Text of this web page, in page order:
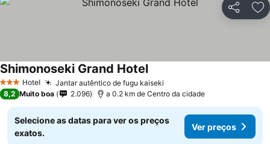
Partilhar
3 EstrelasHotel Jantar autêntico de fugu kaiseki
Shimonoseki Grand Hotel
8,2 Muito boa 2.096 a 0.2 km de Centro da cidade
Selecione as datas para ver os preços
exatos.
Ver preços